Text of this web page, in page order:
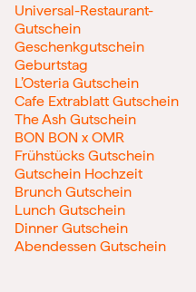
Universal-Restaurant-
Gutschein
Geschenkgutschein
Geburtstag
L’Osteria Gutschein
Cafe Extrablatt Gutschein
The Ash Gutschein
BON BON x OMR
Frühstücks Gutschein
Gutschein Hochzeit
Brunch Gutschein
Lunch Gutschein
Dinner Gutschein
Abendessen Gutschein